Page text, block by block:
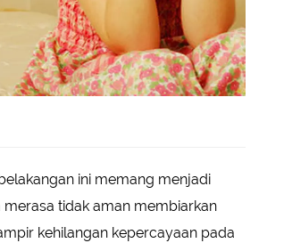
ini memang menjadi
tidak aman membiarkan
kehilangan kepercayaan pada